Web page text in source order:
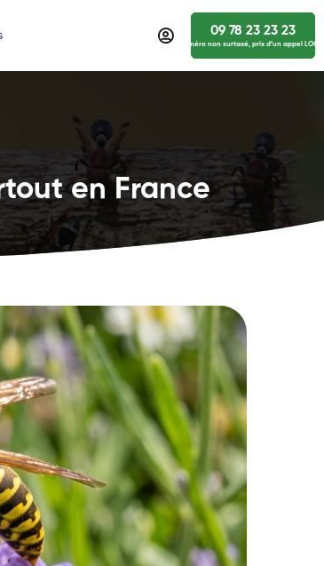
09 78 23 23 23
numéro non surtaxé, prix d’un appel
en France